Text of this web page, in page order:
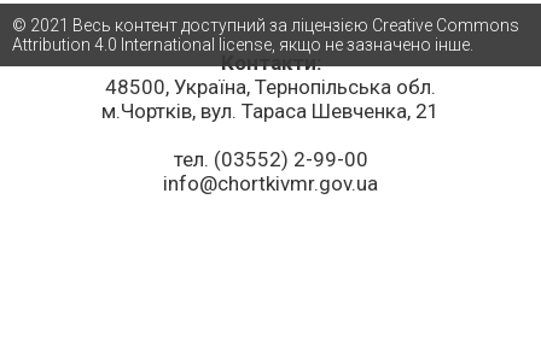
Контакти:
48500, Україна, Тернопільська обл.
м.Чортків, вул. Тараса Шевченка, 21
тел. (03552) 2-99-00
info@chortkivmr.gov.ua
© 2021 Весь контент доступний за ліцензією Creative Commons
Attribution 4.0 International license, якщо не зазначено інше.